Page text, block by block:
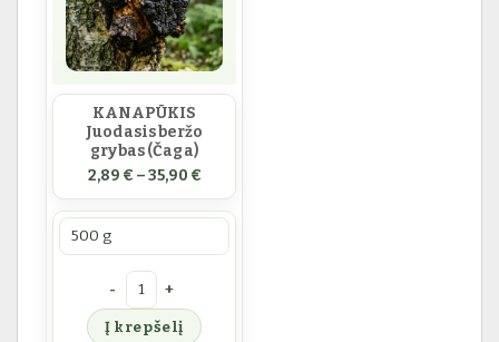
KANAPŪKIS
Juodasis beržo
grybas (Čaga)
2,89 € –35,90 €Price range: 2,89 € through 35,90 €
Prekės svoris
produkto kiekis: KANAPŪKIS Juodasis beržo grybas
Į krepšelį